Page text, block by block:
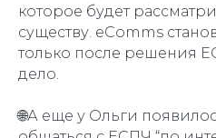
которое будет
существу. eComms
только после решения
дело.
🌐А еще у Ольги